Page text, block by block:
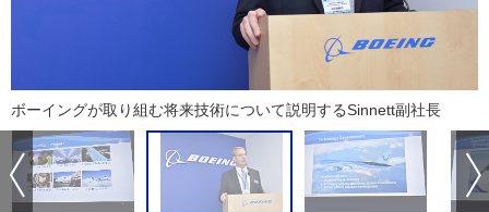
ボーイングが取り組む将来技術について説明するSinnett副社長